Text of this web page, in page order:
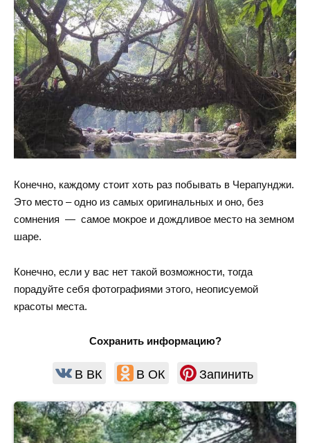
Конечно, каждому стоит хоть раз побывать в Черапунджи.
Это место – одно из самых оригинальных и оно, без
сомнения — самое мокрое и дождливое место на земном
шаре.
Конечно, если у вас нет такой возможности, тогда
порадуйте себя фотографиями этого, неописуемой
красоты места.
Сохранить информацию?
В ВК В ОК Запинить